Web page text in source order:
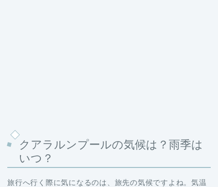
クアラルンプールの気候は？雨季は
いつ？
旅行へ行く際に気になるのは、旅先の気候ですよね。気温